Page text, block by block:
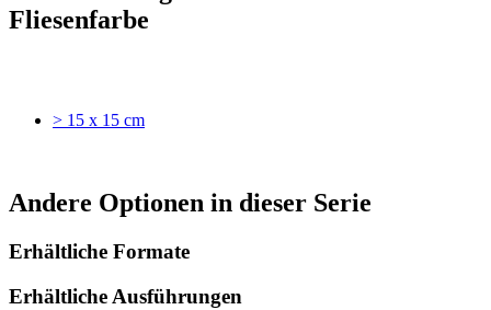
Fliesenfarbe
> 15 x 15 cm
Andere Optionen in dieser Serie
Erhältliche Formate
Erhältliche Ausführungen